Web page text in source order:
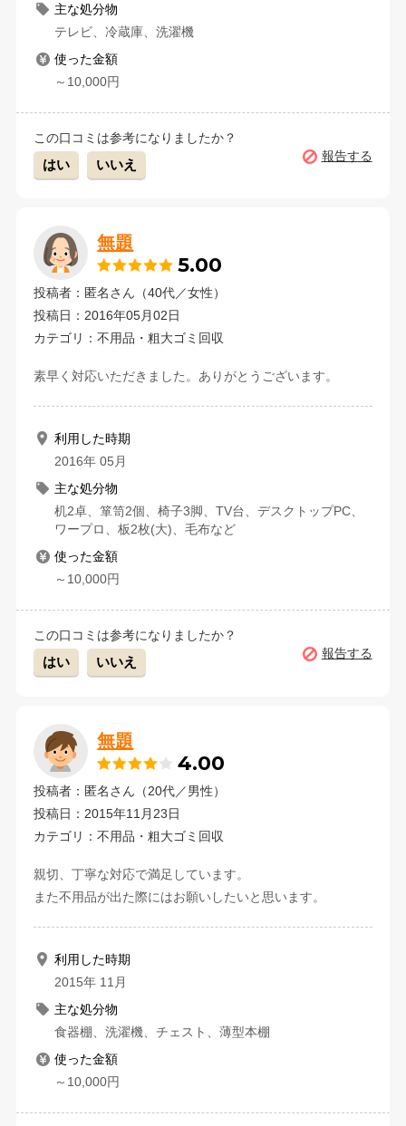
主な処分物
テレビ、冷蔵庫、洗濯機
使った金額
～10,000円
この口コミは参考になりましたか？
はい いいえ
報告する
無題
5.00
投稿者：匿名さん（40代／女性）
投稿日：2016年05月02日
カテゴリ：不用品・粗大ゴミ回収
素早く対応いただきました。ありがとうございます。
利用した時期
2016年 05月
主な処分物
机2卓、箪笥2個、椅子3脚、TV台、デスクトップPC、
ワープロ、板2枚(大)、毛布など
使った金額
～10,000円
この口コミは参考になりましたか？
はい いいえ
報告する
無題
4.00
投稿者：匿名さん（20代／男性）
投稿日：2015年11月23日
カテゴリ：不用品・粗大ゴミ回収
親切、丁寧な対応で満足しています。
また不用品が出た際にはお願いしたいと思います。
利用した時期
2015年 11月
主な処分物
食器棚、洗濯機、チェスト、薄型本棚
使った金額
～10,000円